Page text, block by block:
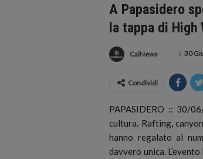
A Papasidero
la tappa di High
CalNews il 30
Condividi
PAPASIDERO :: 30/
cultura. Rafting,
hanno regalato ai
davvero unica.